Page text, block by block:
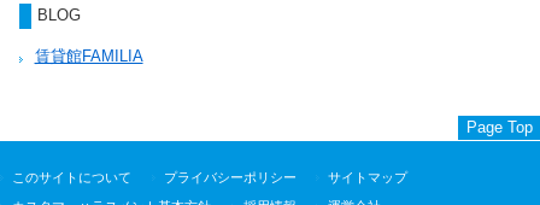
BLOG
賃貸館FAMILIA
Page Top
このサイトについて プライバシーポリシー
サイトマップ